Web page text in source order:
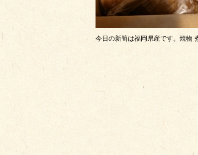
今日の新筍は福岡県産です。焼物